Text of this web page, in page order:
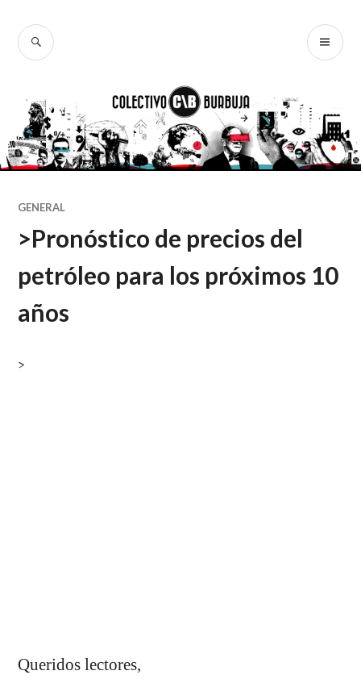
contenido
BUSCAR
GENERAL
>Pronóstico de precios del
petróleo para los próximos 10
años
>
Queridos lectores,